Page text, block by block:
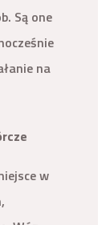
Są one
na
w